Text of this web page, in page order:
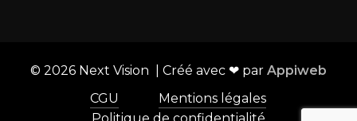
© 2026Next Vision | Créé avec ❤ par Appiweb
CGU
Mentions légales